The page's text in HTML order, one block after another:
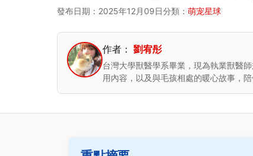
發布日期：2025年12月09日分類： 萌宠星球
作者： 劉宥彤
台灣大學獸醫學系畢業，現為執業獸醫
用內容，以及與毛孩相處的暖心故事，陪